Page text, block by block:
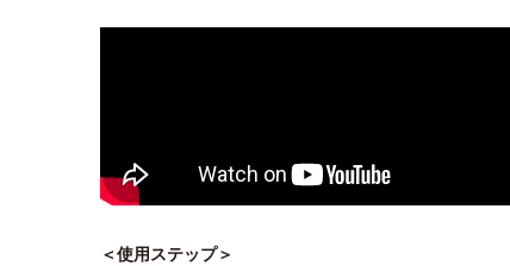
＜使用ステップ＞